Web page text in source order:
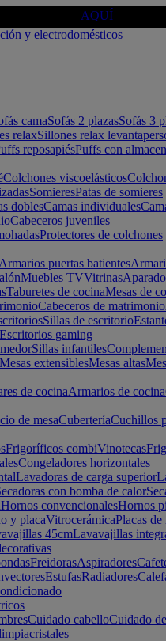
AQUÍ
camaSofás 2 plazasSofás 3
relaxSillones relax
reposapiésPuffs con
Colchones viscoelásticos
SomieresPatas de somieres
doblesCamas individuales
Cabeceros juveniles
Protectores de colchones
Armarios puertas batientes
Muebles TVVitrinas
Taburetes de cocinaMesas de
Cabeceros de matrimonio
Sillas de escritorio
Escritorios gaming
Sillas infantiles
Mesas extensiblesMesas altas
de cocinaArmarios de cocina
de mesaCuberteríaCuchillos
Frigoríficos combiVinotecas
Congeladores horizontales
Lavadoras de carga superior
con bomba de calor
Hornos convencionalesHornos
y placaVitrocerámicaPlacas
45cmLavavajillas
FreidorasAspiradores
EstufasRadiadores
Cuidado cabelloCuidado